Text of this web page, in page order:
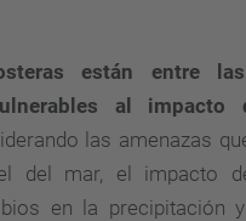
están entre
al impacto
las amenazas
del mar, el impacto
en la precipitación